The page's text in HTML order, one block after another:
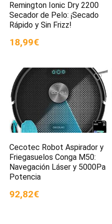
Remington Ionic Dry 2200
Secador de Pelo: ¡Secado
Rápido y Sin Frizz!
18,99€
Cecotec Robot Aspirador y
Friegasuelos Conga M50:
Navegación Láser y 5000Pa
Potencia
92,82€